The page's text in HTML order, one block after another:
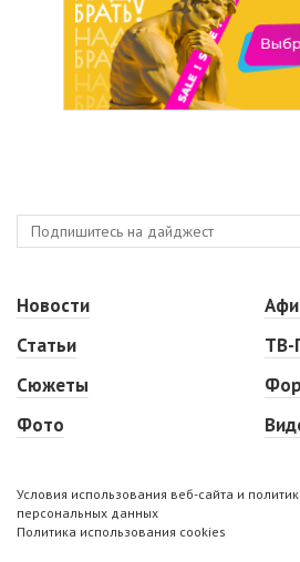
Новости
Статьи
Сюжеты
Фото
ТВ-
Условия использования веб-сайта и
персональных данных
Политика использования cookies